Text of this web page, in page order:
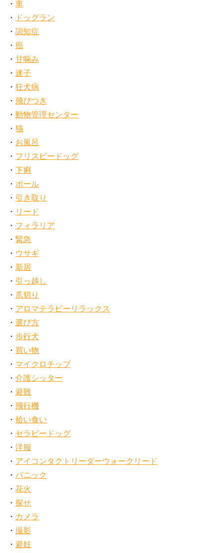
車
ドッグラン
認知症
癌
甘噛み
迷子
狂犬病
飛びつき
動物管理センター
猫
お風呂
フリスビードッグ
下痢
ボール
引き取り
リード
フィラリア
緊急
ウサギ
新居
引っ越し
爪切り
アロマテラピーリラックス
選び方
歩行犬
買い物
マイクロチップ
介護シッター
避難
飛行機
拾い食い
セラピードッグ
洋服
アイコンタクトリーダーウォークリード
パニック
花火
探せ
カメラ
撮影
避妊